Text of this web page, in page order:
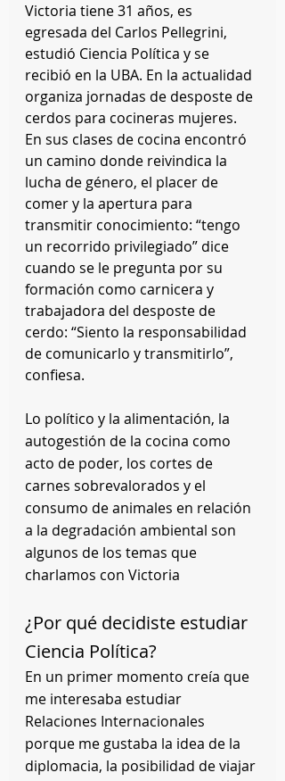
Victoria tiene 31 años, es
egresada del Carlos Pellegrini,
estudió Ciencia Política y se
recibió en la UBA. En la actualidad
organiza jornadas de desposte de
cerdos para cocineras mujeres.
En sus clases de cocina encontró
un camino donde reivindica la
lucha de género, el placer de
comer y la apertura para
transmitir conocimiento: “tengo
un recorrido privilegiado” dice
cuando se le pregunta por su
formación como carnicera y
trabajadora del desposte de
cerdo: “Siento la responsabilidad
de comunicarlo y transmitirlo”,
confiesa.
Lo político y la alimentación, la
autogestión de la cocina como
acto de poder, los cortes de
carnes sobrevalorados y el
consumo de animales en relación
a la degradación ambiental son
algunos de los temas que
charlamos con Victoria
¿Por qué decidiste estudiar
Ciencia Política?
En un primer momento creía que
me interesaba estudiar
Relaciones Internacionales
porque me gustaba la idea de la
diplomacia, la posibilidad de viajar